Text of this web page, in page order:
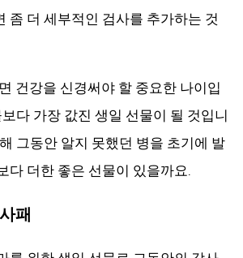
좀 더 세부적인 검사를 추가하는 것
건강을 신경써야 할 중요한 나이입
다 가장 값진 생일 선물이 될 것입니
그동안 알지 못했던 병을 초기에 발
다 더한 좋은 선물이 있을까요.
패